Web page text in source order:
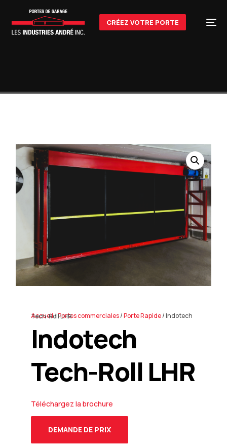
CRÉEZ VOTRE PORTE
Accueil/Portes commerciales/Porte Rapide
/ Indotech Tech-Roll LHR
Indotech
Tech-Roll LHR
Téléchargez la brochure
DEMANDE DE PRIX